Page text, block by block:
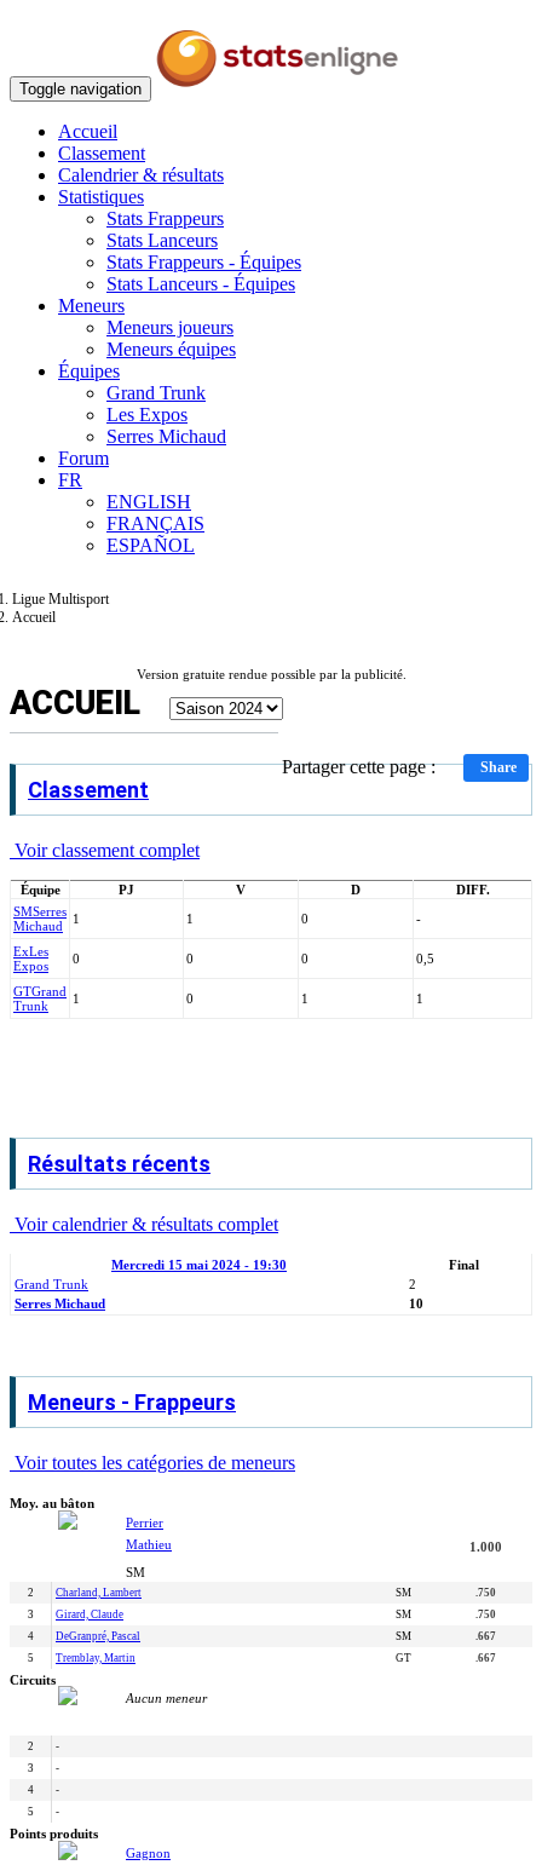
Toggle navigation
Accueil
Classement
Calendrier & résultats
Statistiques
Stats Frappeurs
Stats Lanceurs
Stats Frappeurs - Équipes
Stats Lanceurs - Équipes
Meneurs
Meneurs joueurs
Meneurs équipes
Équipes
Grand Trunk
Les Expos
Serres Michaud
Forum
FR
ENGLISH
FRANÇAIS
ESPAÑOL
Ligue Multisport
Accueil
Version gratuite rendue possible par la publicité.
ACCUEIL
Partager cette page : Share
Classement
Voir classement complet
Équipe PJ V D
DIFF.
SMSerres
Michaud
1 1 0 -
ExLes
Expos
0 0 0 0,5
GTGrand
Trunk
1 0 1 1
Résultats récents
Voir calendrier & résultats complet
Mercredi 15 mai 2024 - 19:30
Final
Grand Trunk
2
Serres Michaud
10
Meneurs - Frappeurs
Voir toutes les catégories de meneurs
Moy. au bâton
Perrier
Mathieu
SM
1.000
2 Charland, Lambert SM
.750
3
Girard, Claude SM
.750
4
DeGranpré, Pascal SM
.667
5
Tremblay, Martin GT .667
Circuits
Aucun meneur
2
-
3
-
4
-
5
-
Points produits
Gagnon